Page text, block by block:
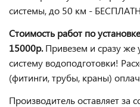
системы, до 50 км -
Стоимость работ по
15000р.Привезем и сразу же
систему водоподготовки!
(фитинги, трубы, краны)
Производитель оставляет за